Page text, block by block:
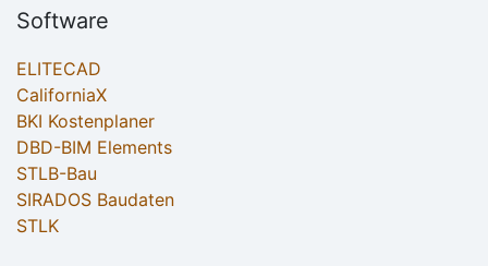
Software
ELITECAD
CaliforniaX
BKI Kostenplaner
DBD-BIM Elements
STLB-Bau
SIRADOS Baudaten
STLK